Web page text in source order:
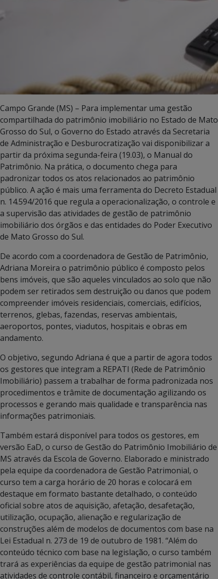
Campo Grande (MS) – Para implementar uma gestão
compartilhada do patrimônio imobiliário no Estado de Mato
Grosso do Sul, o Governo do Estado através da Secretaria
de Administração e Desburocratização vai disponibilizar a
partir da próxima segunda-feira (19.03), o Manual do
Patrimônio. Na prática, o documento chega para
padronizar todos os atos relacionados ao patrimônio
público. A ação é mais uma ferramenta do Decreto Estadual
n. 14.594/2016 que regula a operacionalização, o controle e
a supervisão das atividades de gestão de patrimônio
imobiliário dos órgãos e das entidades do Poder Executivo
de Mato Grosso do Sul.
De acordo com a coordenadora de Gestão de Patrimônio,
Adriana Moreira o patrimônio público é composto pelos
bens imóveis, que são aqueles vinculados ao solo que não
podem ser retirados sem destruição ou danos que podem
compreender imóveis residenciais, comerciais, edifícios,
terrenos, glebas, fazendas, reservas ambientais,
aeroportos, pontes, viadutos, hospitais e obras em
andamento.
O objetivo, segundo Adriana é que a partir de agora todos
os gestores que integram a REPATI (Rede de Patrimônio
Imobiliário) passem a trabalhar de forma padronizada nos
procedimentos e trâmite de documentação agilizando os
processos e gerando mais qualidade e transparência nas
informações patrimoniais.
Também estará disponível para todos os gestores, em
versão EaD, o curso de Gestão do Patrimônio Imobiliário de
MS através da Escola de Governo. Elaborado e ministrado
pela equipe da coordenadora de Gestão Patrimonial, o
curso tem a carga horário de 20 horas e colocará em
destaque em formato bastante detalhado, o conteúdo
oficial sobre atos de aquisição, afetação, desafetação,
utilização, ocupação, alienação e regularização de
construções além de modelos de documentos com base na
Lei Estadual n. 273 de 19 de outubro de 1981. “Além do
conteúdo técnico com base na legislação, o curso também
trará as experiências da equipe de gestão patrimonial nas
atividades de controle contábil, financeiro e orçamentário